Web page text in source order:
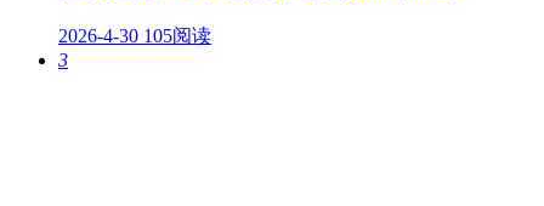
2026-4-30 105阅读
3